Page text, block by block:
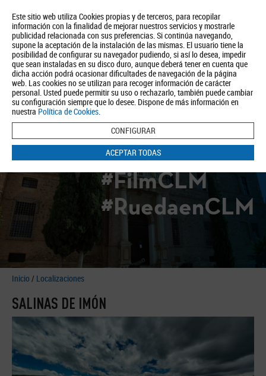
Este sitio web utiliza Cookies propias y de terceros, para recopilar
información con la finalidad de mejorar nuestros servicios y mostrarle
publicidad relacionada con sus preferencias. Si continúa navegando,
supone la aceptación de la instalación de las mismas. El usuario tiene la
posibilidad de configurar su navegador pudiendo, si así lo desea, impedir
que sean instaladas en su disco duro, aunque deberá tener en cuenta que
dicha acción podrá ocasionar dificultades de navegación de la página
web. Las cookies no se utilizan para recoger información de carácter
personal. Usted puede permitir su uso o rechazarlo, también puede cambiar
su configuración siempre que lo desee. Dispone de más información en
nuestra Política de Cookies.
CONFIGURAR
ACEPTAR TODAS
Quiénes somos Turismo Política de Privacidad Aviso Legal
Política de Cookies
BUSCAR
#FilmCLM
#RuedaenCLM
Inicio / Localizaciones
SALINAS DE IMÓN